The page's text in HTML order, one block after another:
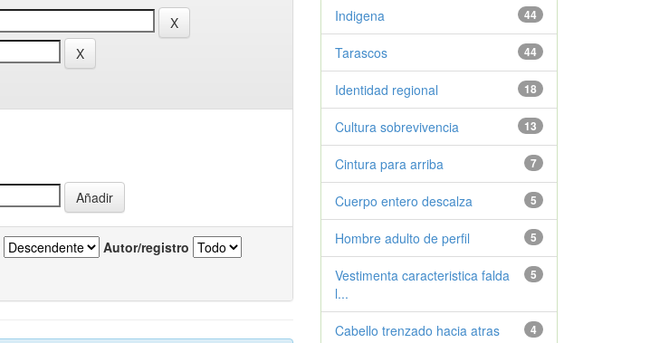
Autor/registro
44
Indigena
44
Tarascos
18
Identidad regional
13
Cultura sobrevivencia
7
Cintura para arriba
5
Cuerpo entero descalza
5
Hombre adulto de perfil
5
Vestimenta caracteristica falda
l...
4
Cabello trenzado hacia atras